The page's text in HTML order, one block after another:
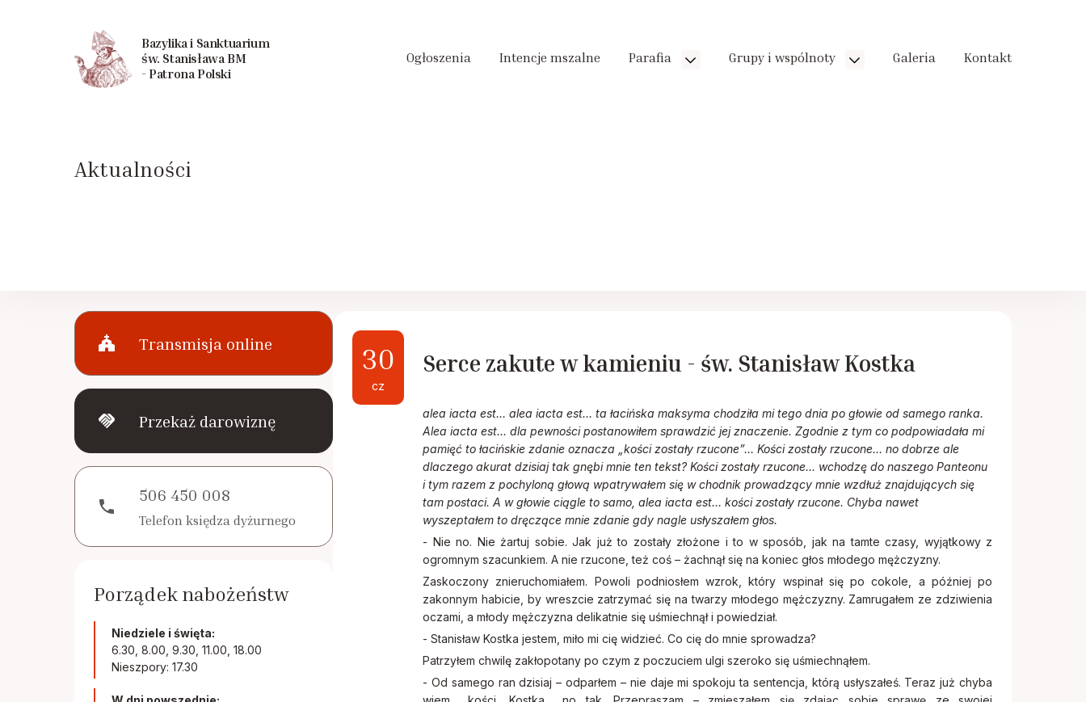
Bazylika i Sanktuarium
św. Stanisława BM
- Patrona Polski
Ogłoszenia Intencje mszalne Parafia Grupy i wspólnoty Galeria Kontakt
Aktualności
church Transmisja online
handshake Przekaż darowiznę
phone
506 450 008
Telefon księdza dyżurnego
Porządek nabożeństw
Niedziele i święta:
6.30, 8.00, 9.30, 11.00, 18.00
Nieszpory: 17.30
30
cz
Serce zakute w kamieniu - św. Stanisław Kostka
alea iacta est… alea iacta est… ta łacińska maksyma chodziła mi tego dnia po głowie od samego ranka.
Alea iacta est… dla pewności postanowiłem sprawdzić jej znaczenie. Zgodnie z tym co podpowiadała mi
pamięć to łacińskie zdanie oznacza „kości zostały rzucone”… Kości zostały rzucone… no dobrze ale
dlaczego akurat dzisiaj tak gnębi mnie ten tekst? Kości zostały rzucone… wchodzę do naszego Panteonu
i tym razem z pochyloną głową wpatrywałem się w chodnik prowadzący mnie wzdłuż znajdujących się
tam postaci. A w głowie ciągle to samo, alea iacta est… kości zostały rzucone. Chyba nawet
wyszeptałem to dręczące mnie zdanie gdy nagle usłyszałem głos.
- Nie no. Nie żartuj sobie. Jak już to zostały złożone i to w sposób, jak na tamte czasy, wyjątkowy z
ogromnym szacunkiem. A nie rzucone, też coś – żachnął się na koniec głos młodego mężczyzny.
Zaskoczony znieruchomiałem. Powoli podniosłem wzrok, który wspinał się po cokole, a później po
zakonnym habicie, by wreszcie zatrzymać się na twarzy młodego mężczyzny. Zamrugałem ze zdziwienia
oczami, a młody mężczyzna delikatnie się uśmiechnął i powiedział.
- Stanisław Kostka jestem, miło mi cię widzieć. Co cię do mnie sprowadza?
Patrzyłem chwilę zakłopotany po czym z poczuciem ulgi szeroko się uśmiechnąłem.
- Od samego ran dzisiaj – odparłem – nie daje mi spokoju ta sentencja, którą usłyszałeś. Teraz już chyba